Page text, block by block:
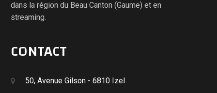
dans la région du Beau Canton (Gaume) et en
streaming.
CONTACT
50, Avenue Gilson - 6810 Izel